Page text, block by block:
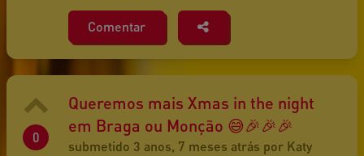
Comentar
0
Queremos mais Xmas in the night
em Braga ou Monção 😅🎉🎉🎉
submetido 3 anos, 7 meses atrás por Katy